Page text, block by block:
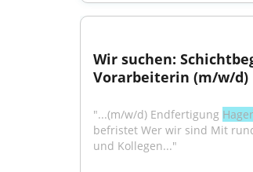
Wir suchen:
Vorarbeiterin (m/w/d)
"...(m/w/d) Endfertigung
befristet Wer wir sind Mit
und Kollegen..."